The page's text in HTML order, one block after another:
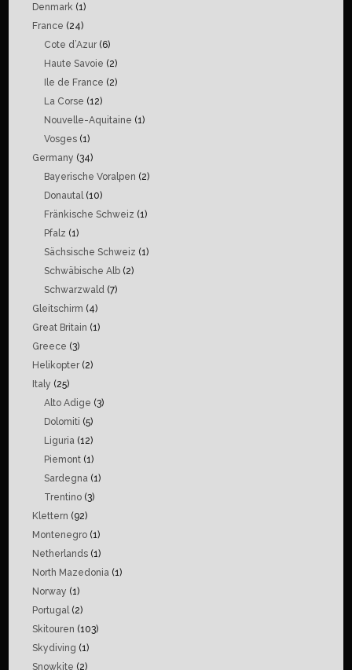
Denmark (1)
France (24)
Cote d’Azur(6)
Haute Savoie (2)
Ile de France (2)
La Corse (12)
Nouvelle-Aquitaine (1)
Vosges (1)
Germany (34)
Bayerische Voralpen (2)
Donautal(10)
Fränkische Schweiz (1)
Pfalz (1)
Sächsische Schweiz (1)
Schwäbische Alb (2)
Schwarzwald (7)
Gleitschirm (4)
Great Britain (1)
Greece (3)
Helikopter(2)
Italy (25)
Alto Adige (3)
Dolomiti (5)
Liguria (12)
Piemont (1)
Sardegna (1)
Trentino (3)
Klettern (92)
Montenegro (1)
Netherlands (1)
North Mazedonia (1)
Norway (1)
Portugal(2)
Skitouren (103)
Skydiving (1)
Snowkite (2)